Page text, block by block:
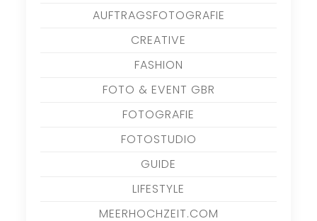
AUFTRAGSFOTOGRAFIE
CREATIVE
FASHION
FOTO & EVENT GBR
FOTOGRAFIE
FOTOSTUDIO
GUIDE
LIFESTYLE
MEERHOCHZEIT.COM